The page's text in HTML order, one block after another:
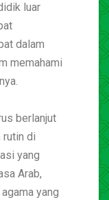
luar
dalam
memahami
berlanjut
rutin di
yang
Arab,
yang